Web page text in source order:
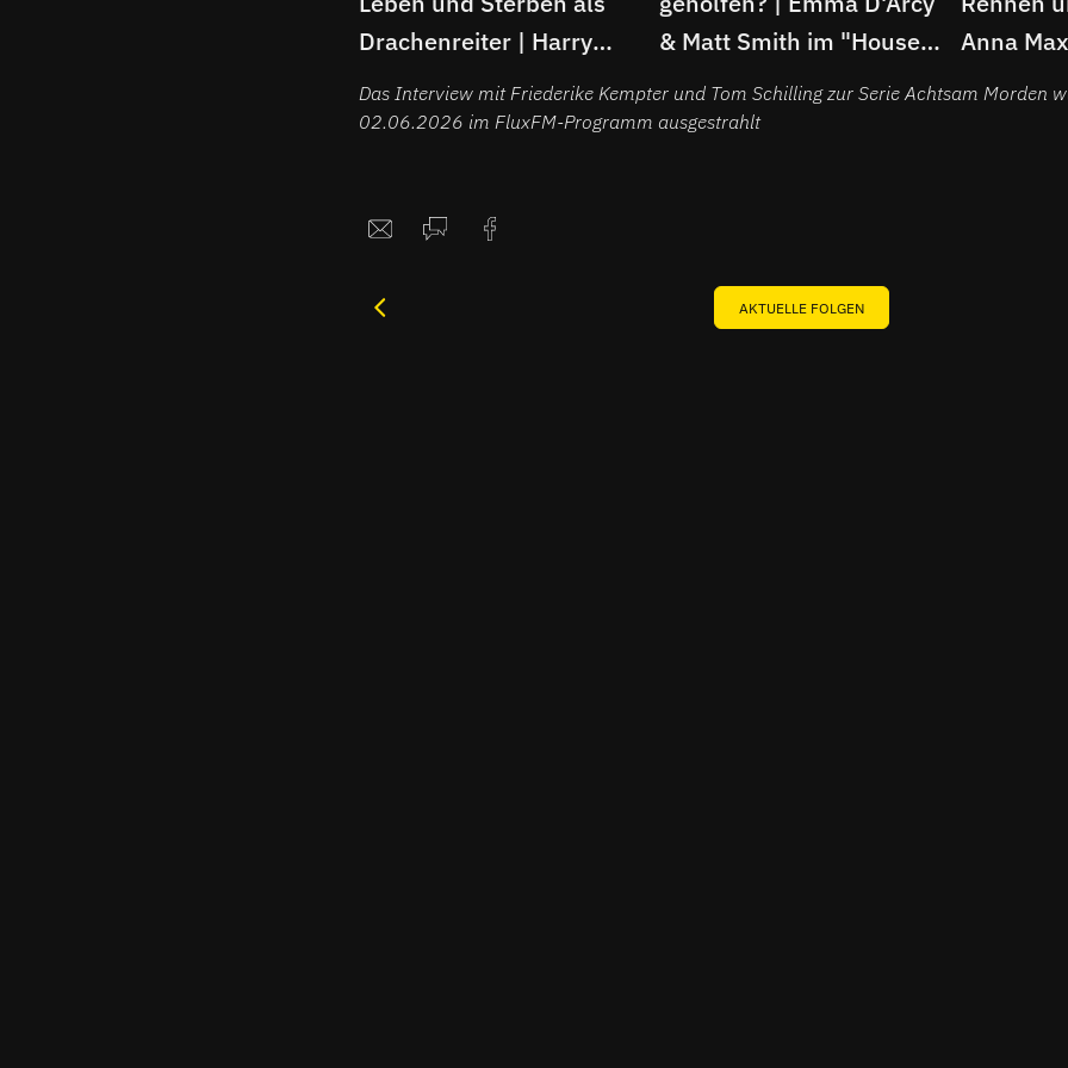
Drachenreiter | Harry
Collett im Spoiler-
Interview
& Matt Smith im "House
of the Dragon"-Interview
Anna
Agnes
Das Interview mit Friederike Kempter und Tom Schilling zur Serie Achtsam Morden
02.06.2026 im FluxFM-Programm ausgestrahlt
AKTUELLE FOLGEN